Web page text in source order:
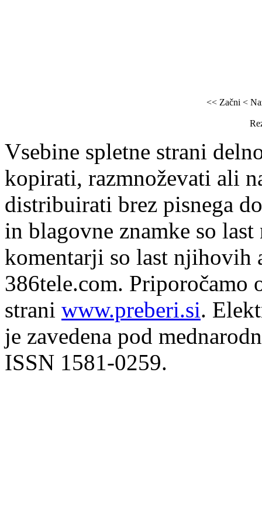
<< Začni <
Vsebine spletne strani
kopirati, razmnoževati ali
distribuirati brez pisnega
in blagovne znamke so
komentarji so last njihovih
386tele.com. Priporočamo
strani www.preberi.si.
je zavedena pod
ISSN 1581-0259.